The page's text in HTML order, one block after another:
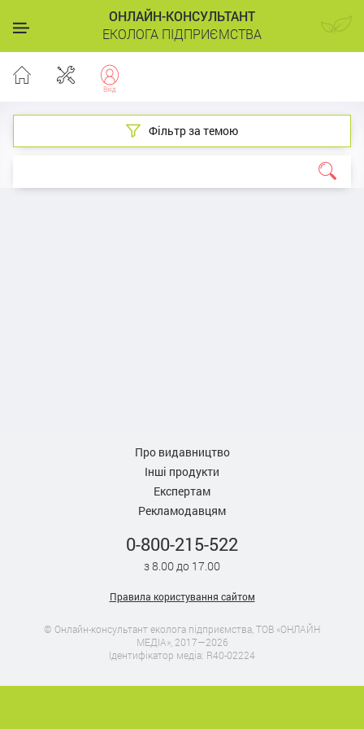
ОНЛАЙН-КОНСУЛЬТАНТ
ЕКОЛОГА ПІДПРИЄМСТВА
Фільтр за темою
Про видавництво
Інші продукти
Експертам
Рекламодавцям
0-800-215-522
з 8.00 до 17.00
Правила користування сайтом
© Онлайн-консультант еколога підприємства, ТОВ «ОНЛАЙН
МЕДІА», 2017—2026
Ідентифікатор медіа: R40-02224